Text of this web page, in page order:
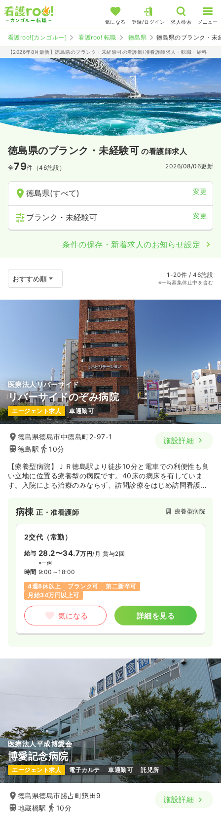
気になる 登録/ログイン 求人検索 メニュー
看護roo![カンゴルー] 看護roo! 転職 徳島県 徳島県のブランク・未
【2026年8月最新】徳島県のブランク・未経験可の看護師/准看護師求人・転職・給料
徳島県のブランク・未経験可 の看護師求人
全79件（46施設） 2026/08/06更新
徳島県(すべて) 変更
ブランク・未経験可 変更
条件の保存・新着求人のお知らせ設定
1-20件 / 46施設
※一時募集休止中を含む
医療法人リバーサイド
リバーサイドのぞみ病院
エージェント求人 車通勤可
徳島県徳島市中徳島町2-97-1
徳島駅
10分
施設詳細
【療養型病院】ＪＲ徳島駅より徒歩10分と電車での利便性も良
い立地に位置る療養型の病院です。40床の病床を有していま
す。入院による治療のみならず、訪問診療をはじめ訪問看護や
病棟正・准看護師 療養型病院
2交代（常勤）
給与 28.2〜34.7万円/月 賞与2回
※一例
時間 9:00～18:00
4週8休以上
ブランク可
第二新卒可
月給34万円以上可
気になる 詳細を見る
医療法人平成博愛会
博愛記念病院
エージェント求人 電子カルテ 車通勤可 託児所
徳島県徳島市勝占町惣田9
地蔵橋駅
10分
施設詳細